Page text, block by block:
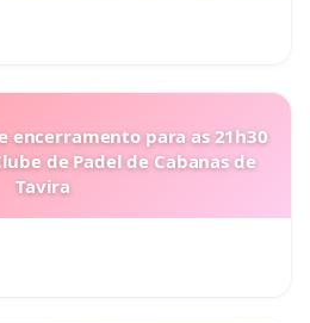
encerramento para as 21h30
de Padel de Cabanas de
Tavira